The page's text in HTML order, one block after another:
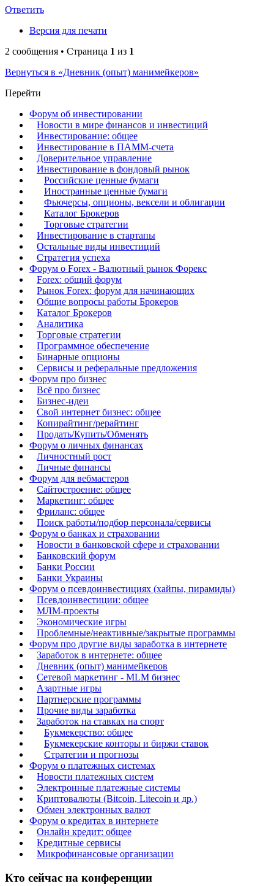
Ответить
Версия для печати
2 сообщения • Страница 1 из 1
Вернуться в «Дневник (опыт) манимейкеров»
Перейти
Форум об инвестировании
Новости в мире финансов и инвестиций
Инвестирование: общее
Инвестирование в ПАММ-счета
Доверительное управление
Инвестирование в фондовый рынок
Российские ценные бумаги
Иностранные ценные бумаги
Фьючерсы, опционы, вексели и облигации
Каталог Брокеров
Торговые стратегии
Инвестирование в стартапы
Остальные виды инвестиций
Стратегия успеха
Форум о Forex - Валютный рынок Форекс
Forex: общий форум
Рынок Forex: форум для начинающих
Общие вопросы работы Брокеров
Каталог Брокеров
Аналитика
Торговые стратегии
Программное обеспечение
Бинарные опционы
Сервисы и реферальные предложения
Форум про бизнес
Всё про бизнес
Бизнес-идеи
Свой интернет бизнес: общее
Копирайтинг/рерайтинг
Продать/Купить/Обменять
Форум о личных финансах
Личностный рост
Личные финансы
Форум для вебмастеров
Сайтостроение: общее
Маркетинг: общее
Фриланс: общее
Поиск работы/подбор персонала/сервисы
Форум о банках и страховании
Новости в банковской сфере и страховании
Банковский форум
Банки России
Банки Украины
Форум о псевдоинвестициях (хайпы, пирамиды)
Псевдоинвестиции: общее
МЛМ-проекты
Экономические игры
Проблемные/неактивные/закрытые программы
Форум про другие виды заработка в интернете
Заработок в интернете: общее
Дневник (опыт) манимейкеров
Сетевой маркетинг - MLM бизнес
Азартные игры
Партнерские программы
Прочие виды заработка
Заработок на ставках на спорт
Букмекерство: общее
Букмекерские конторы и биржи ставок
Стратегии и прогнозы
Форум о платежных системах
Новости платежных систем
Электронные платежные системы
Криптовалюты (Bitcoin, Litecoin и др.)
Обмен электронных валют
Форум о кредитах в интернете
Онлайн кредит: общее
Кредитные сервисы
Микрофинансовые организации
Кто сейчас на конференции